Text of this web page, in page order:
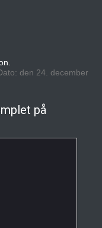
den 24. december
på